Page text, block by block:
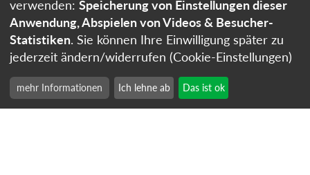
Cookie-Einstellungen
verwenden: Speicherung von Einstellungen dieser
Anwendung, Abspielen von Videos & Besucher-
Statistiken. Sie können Ihre Einwilligung später zu
jederzeit ändern/widerrufen (Cookie-Einstellungen)
mehr Informationen Ich lehne ab Das ist ok